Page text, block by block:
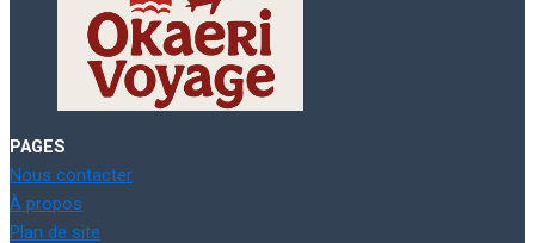
PAGES
Nous contacter
À propos
Plan de site